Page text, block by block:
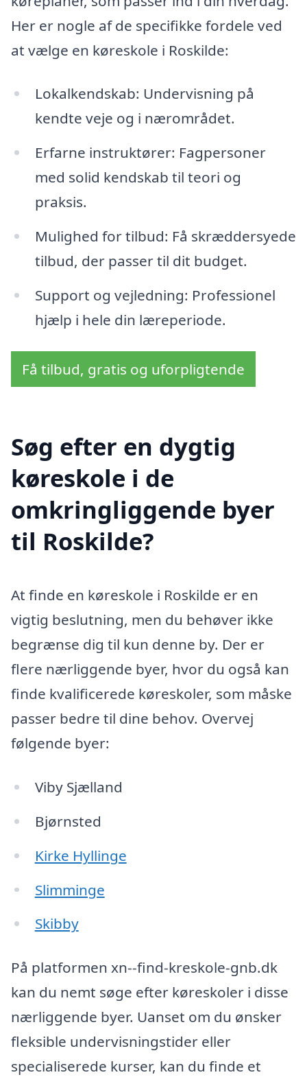
Her er nogle af de specifikke fordele ved
at vælge en køreskole i Roskilde:
Lokalkendskab: Undervisning på
kendte veje og i nærområdet.
Erfarne instruktører: Fagpersoner
med solid kendskab til teori og
praksis.
Mulighed for tilbud: Få skræddersyede
tilbud, der passer til dit budget.
Support og vejledning: Professionel
hjælp i hele din læreperiode.
Få tilbud, gratis og uforpligtende
Søg efter en dygtig
køreskole i de
omkringliggende byer
til Roskilde?
At finde en køreskole i Roskilde er en
vigtig beslutning, men du behøver ikke
begrænse dig til kun denne by. Der er
flere nærliggende byer, hvor du også kan
finde kvalificerede køreskoler, som måske
passer bedre til dine behov. Overvej
følgende byer:
Viby Sjælland
Bjørnsted
Kirke Hyllinge
Slimminge
Skibby
På platformen xn--find-kreskole-gnb.dk
kan du nemt søge efter køreskoler i disse
nærliggende byer. Uanset om du ønsker
fleksible undervisningstider eller
specialiserede kurser, kan du finde et